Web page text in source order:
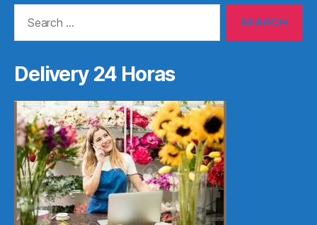
Delivery 24 Horas